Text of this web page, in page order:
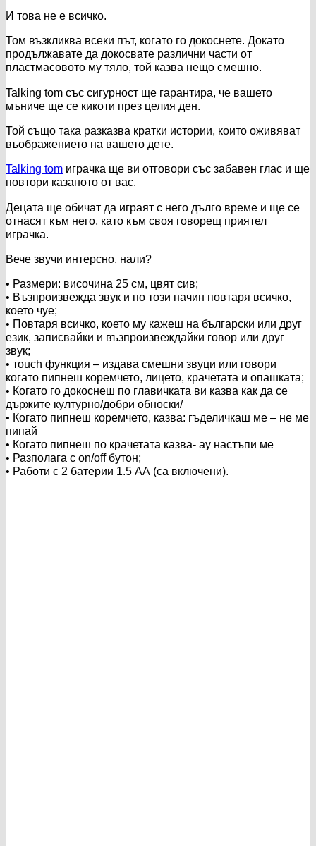
И това не е всичко.
Том възкликва всеки път, когато го докоснете. Докато
продължавате да докосвате различни части от
пластмасовото му тяло, той казва нещо смешно.
Talking tom със сигурност ще гарантира, че вашето
мъниче ще се кикоти през целия ден.
Той също така разказва кратки истории, които оживяват
въображението на вашето дете.
Talking tom играчка ще ви отговори със забавен глас и ще
повтори казаното от вас.
Децата ще обичат да играят с него дълго време и ще се
отнасят към него, като към своя говорещ приятел
играчка.
Вече звучи интерсно, нали?
• Размери: височина 25 см, цвят сив;
• Възпроизвежда звук и по този начин повтаря всичко,
което чуе;
• Повтаря всичко, което му кажеш на български или друг
език, записвайки и възпроизвеждайки говор или друг
звук;
• тouch функция – издава смешни звуци или говори
когато пипнеш коремчето, лицето, крачетата и опашката;
• Когато го докоснеш по главичката ви казва как да се
държите културно/добри обноски/
• Когато пипнеш коремчето, казва: гъделичкаш ме – не ме
пипай
• Когато пипнеш по крачетата казва- ау настъпи ме
• Разполага с on/off бутон;
• Работи с 2 батерии 1.5 АА (са включени).